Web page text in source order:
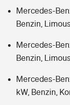
Mercedes-
Benzin,
Mercedes-
Benzin,
Mercedes-
kW, Benzin,